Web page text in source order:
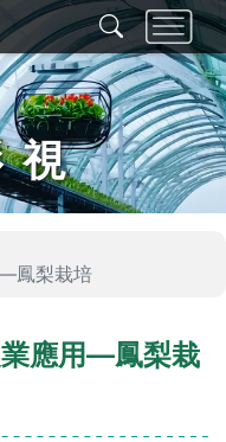
視
鳳梨栽培
應用—鳳梨栽